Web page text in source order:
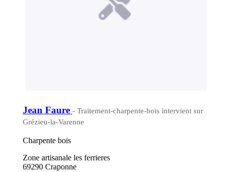
Jean Faure - Traitement-charpente-bois intervient sur
Grézieu-la-Varenne
Charpente bois
Zone artisanale les ferrieres
69290 Craponne